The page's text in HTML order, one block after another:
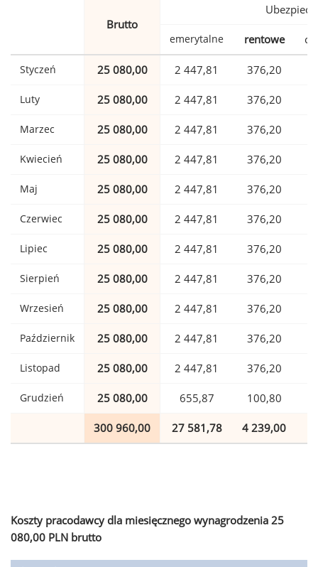
Brutto
emerytalne rentowe
Styczeń 25 080,00 2 447,81 376,20
Luty 25 080,00 2 447,81 376,20
Marzec 25 080,00 2 447,81 376,20
Kwiecień 25 080,00 2 447,81 376,20
Maj 25 080,00 2 447,81 376,20
Czerwiec 25 080,00 2 447,81 376,20
Lipiec 25 080,00 2 447,81 376,20
Sierpień 25 080,00 2 447,81 376,20
Wrzesień 25 080,00 2 447,81 376,20
Październik 25 080,00 2 447,81 376,20
Listopad 25 080,00 2 447,81 376,20
Grudzień 25 080,00 655,87 100,80
300 960,00 27 581,78 4 239,00
Koszty pracodawcy dla miesięcznego wynagrodzenia 25
080,00 PLN brutto